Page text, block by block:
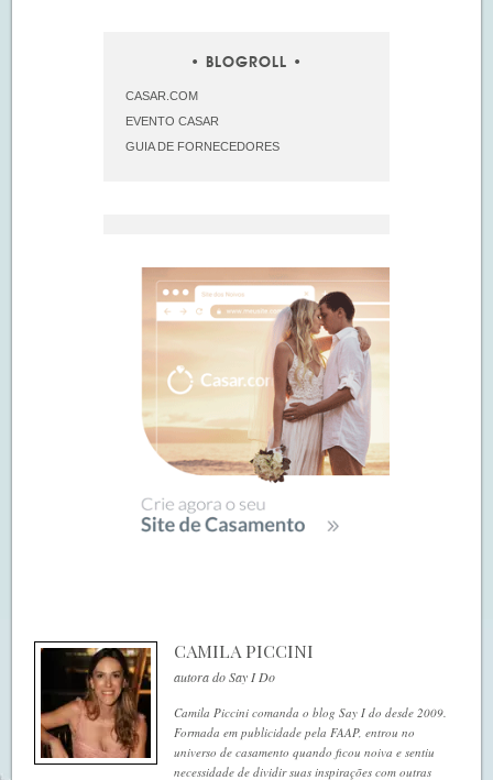
BLOGROLL
CASAR.COM
EVENTO CASAR
GUIA DE FORNECEDORES
CAMILA PICCINI
autora do Say I Do
Camila Piccini comanda o blog Say I do desde 2009.
Formada em publicidade pela FAAP, entrou no
universo de casamento quando ficou noiva e sentiu
necessidade de dividir suas inspirações com outras